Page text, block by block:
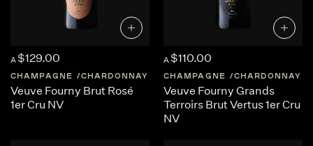
A $129.00
CHAMPAGNE CHARDONNAY FRANCE CHAMPAGNE
Veuve Fourny Brut Rosé
1er Cru NV
A $110.00
CHAMPAGNE CHARDONNAY
Veuve Fourny Grands
Terroirs Brut Vertus 1er Cru
NV